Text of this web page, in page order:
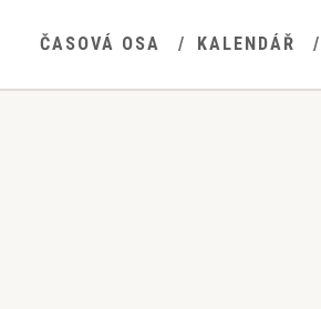
ČASOVÁ OSA KALENDÁŘ